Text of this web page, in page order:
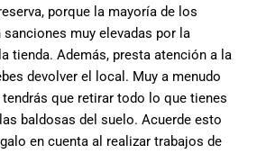
porque la mayoría de los
muy elevadas por la
tienda. Además, presta atención a la
devolver el local. Muy a menudo
que retirar todo lo que tienes
baldosas del suelo. Acuerde esto
en cuenta al realizar trabajos de